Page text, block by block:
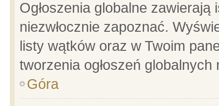
Ogłoszenia globalne
niezwłocznie zapoznać.
listy wątków oraz w Twoim
tworzenia ogłoszeń
Góra